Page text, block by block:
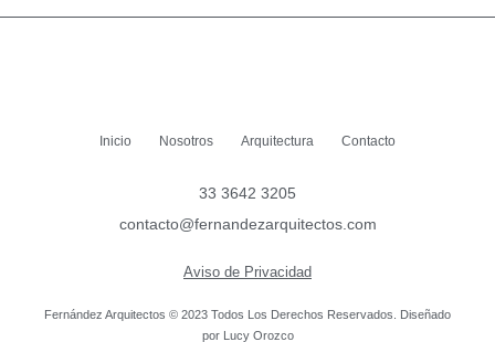
Inicio Nosotros Arquitectura Contacto
33 3642 3205
contacto@fernandezarquitectos.com
Aviso de Privacidad
Fernández Arquitectos © 2023 Todos Los Derechos Reservados. Diseñado
por Lucy Orozco